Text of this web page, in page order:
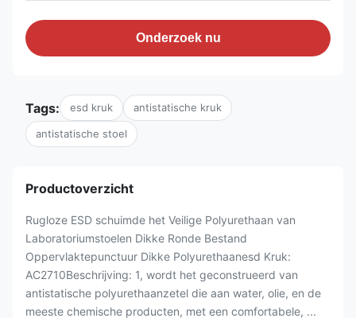
Onderzoek nu
Tags: esd kruk antistatische kruk
antistatische stoel
Productoverzicht
Rugloze ESD schuimde het Veilige Polyurethaan van
Laboratoriumstoelen Dikke Ronde Bestand
Oppervlaktepunctuur Dikke Polyurethaanesd Kruk:
AC2710Beschrijving: 1, wordt het geconstrueerd van
antistatische polyurethaanzetel die aan water, olie, en de
meeste chemische producten, met een comfortabele, ...